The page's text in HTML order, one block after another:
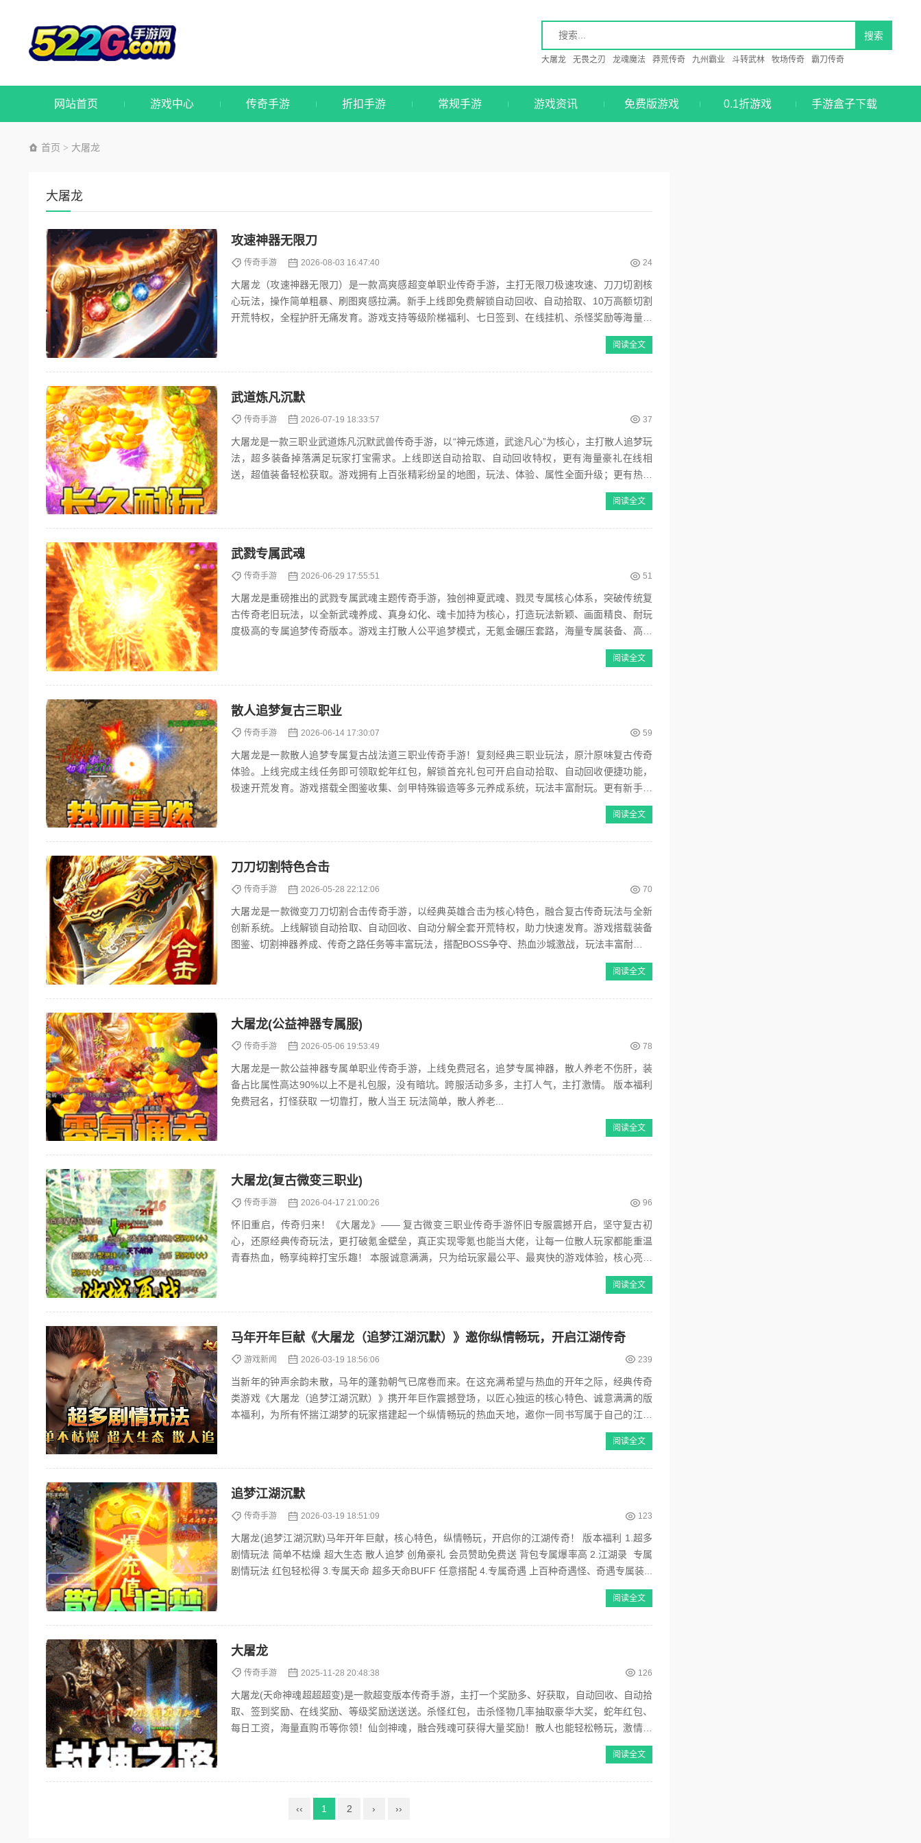
大屠龙 无畏之刃 龙魂魔法 莽荒传奇 九州霸业 斗转武林 牧场传奇 霸刀传奇
网站首页 游戏中心 传奇手游 折扣手游 常规手游 游戏资讯 免费版游戏 0.1折游戏 手游盒子下载
首页 > 大屠龙
大屠龙
攻速神器无限刀
传奇手游 2026-08-03 16:47:40 24
大屠龙（攻速神器无限刀）是一款高爽感超变单职业传奇手游，主打无限刀极速攻速、刀刀切割核
心玩法，操作简单粗暴、刷图爽感拉满。新手上线即免费解锁自动回收、自动拾取、10万高额切割
开荒特权，全程护肝无痛发育。游戏支持等级阶梯福利、七日签到、在线挂机、杀怪奖励等海量普
阅读全文
武道炼凡沉默
传奇手游 2026-07-19 18:33:57 37
大屠龙是一款三职业武道炼凡沉默武兽传奇手游，以“神元炼道，武途凡心”为核心，主打散人追梦玩
法，超多装备掉落满足玩家打宝需求。上线即送自动拾取、自动回收特权，更有海量豪礼在线相
送，超值装备轻松获取。游戏拥有上百张精彩纷呈的地图，玩法、体验、属性全面升级；更有热血
阅读全文
武戮专属武魂
传奇手游 2026-06-29 17:55:51 51
大屠龙是重磅推出的武戮专属武魂主题传奇手游，独创神夏武魂、戮灵专属核心体系，突破传统复
古传奇老旧玩法，以全新武魂养成、真身幻化、魂卡加持为核心，打造玩法新颖、画面精良、耐玩
度极高的专属追梦传奇版本。游戏主打散人公平追梦模式，无氪金碾压套路，海量专属装备、高阶
阅读全文
散人追梦复古三职业
传奇手游 2026-06-14 17:30:07 59
大屠龙是一款散人追梦专属复古战法道三职业传奇手游！复刻经典三职业玩法，原汁原味复古传奇
体验。上线完成主线任务即可领取蛇年红包，解锁首充礼包可开启自动拾取、自动回收便捷功能，
极速开荒发育。游戏搭载全图鉴收集、剑甲特殊锻造等多元养成系统，玩法丰富耐玩。更有新手礼
阅读全文
刀刀切割特色合击
传奇手游 2026-05-28 22:12:06 70
大屠龙是一款微变刀刀切割合击传奇手游，以经典英雄合击为核心特色，融合复古传奇玩法与全新
创新系统。上线解锁自动拾取、自动回收、自动分解全套开荒特权，助力快速发育。游戏搭载装备
图鉴、切割神器养成、传奇之路任务等丰富玩法，搭配BOSS争夺、热血沙城激战，玩法丰富耐玩，
阅读全文
大屠龙(公益神器专属服)
传奇手游 2026-05-06 19:53:49 78
大屠龙是一款公益神器专属单职业传奇手游，上线免费冠名，追梦专属神器，散人养老不伤肝，装
备占比属性高达90%以上不是礼包服，没有暗坑。跨服活动多多，主打人气，主打激情。 版本福利
免费冠名，打怪获取 一切靠打，散人当王 玩法简单，散人养老...
阅读全文
大屠龙(复古微变三职业)
传奇手游 2026-04-17 21:00:26 96
怀旧重启，传奇归来！《大屠龙》—— 复古微变三职业传奇手游怀旧专服震撼开启，坚守复古初
心，还原经典传奇玩法，更打破氪金壁垒，真正实现零氪也能当大佬，让每一位散人玩家都能重温
青春热血，畅享纯粹打宝乐趣！ 本服诚意满满，只为给玩家最公平、最爽快的游戏体验，核心亮点
阅读全文
马年开年巨献《大屠龙（追梦江湖沉默）》邀你纵情畅玩，开启江湖传奇
游戏新闻 2026-03-19 18:56:06 239
当新年的钟声余韵未散，马年的蓬勃朝气已席卷而来。在这充满希望与热血的开年之际，经典传奇
类游戏《大屠龙（追梦江湖沉默）》携开年巨作震撼登场，以匠心独运的核心特色、诚意满满的版
本福利，为所有怀揣江湖梦的玩家搭建起一个纵情畅玩的热血天地，邀你一同书写属于自己的江湖
阅读全文
追梦江湖沉默
传奇手游 2026-03-19 18:51:09 123
大屠龙(追梦江湖沉默)马年开年巨献，核心特色，纵情畅玩，开启你的江湖传奇！ 版本福利 1.超多
剧情玩法 简单不枯燥 超大生态 散人追梦 创角豪礼 会员赞助免费送 背包专属爆率高 2.江湖录 专属
剧情玩法 红包轻松得 3.专属天命 超多天命BUFF 任意搭配 4.专属奇遇 上百种奇遇怪、奇遇专属装...
阅读全文
大屠龙
传奇手游 2025-11-28 20:48:38 126
大屠龙(天命神魂超超超变)是一款超变版本传奇手游，主打一个奖励多、好获取，自动回收、自动拾
取、签到奖励、在线奖励、等级奖励送送送。杀怪红包，击杀怪物几率抽取豪华大奖，蛇年红包、
每日工资，海量直购币等你领！仙剑神魂，融合残魂可获得大量奖励！散人也能轻松畅玩，激情无
阅读全文
‹‹ 1 2 › ››